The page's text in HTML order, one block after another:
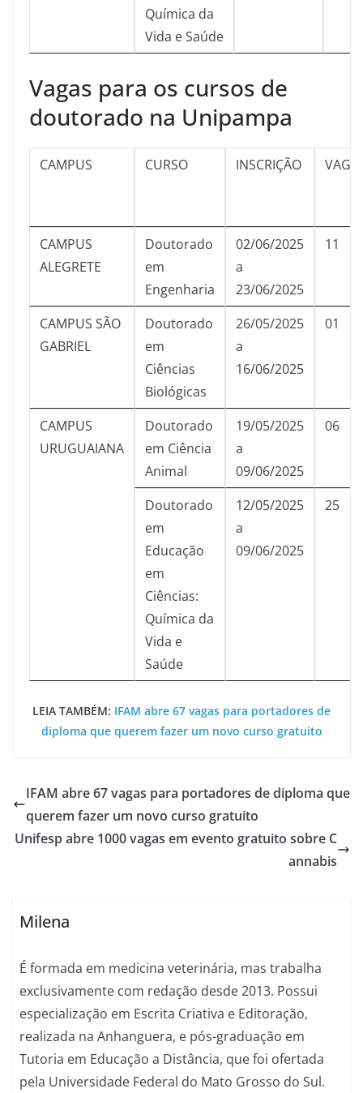
Química da
Vida e Saúde
Vagas para os cursos de
doutorado na Unipampa
CAMPUS CURSO INSCRIÇÃO
CAMPUS
ALEGRETE
Doutorado
em
Engenharia
02/06/2025
a
23/06/2025
11
CAMPUS SÃO
GABRIEL
Doutorado
em
Ciências
Biológicas
26/05/2025
a
16/06/2025
01
CAMPUS
URUGUAIANA
Doutorado
em Ciência
Animal
19/05/2025
a
09/06/2025
06
Doutorado
em
Educação
em
Ciências:
Química da
Vida e
Saúde
12/05/2025
a
09/06/2025
25
LEIA TAMBÉM: IFAM abre 67 vagas para portadores de
diploma que querem fazer um novo curso gratuito
IFAM abre 67 vagas para portadores de diploma que
querem fazer um novo curso gratuito
Unifesp abre 1000 vagas em evento gratuito sobre C
annabis
Milena
É formada em medicina veterinária, mas trabalha
exclusivamente com redação desde 2013. Possui
especialização em Escrita Criativa e Editoração,
realizada na Anhanguera, e pós-graduação em
Tutoria em Educação a Distância, que foi ofertada
pela Universidade Federal do Mato Grosso do Sul.